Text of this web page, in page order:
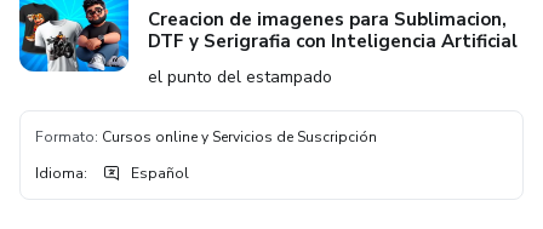
Creacion de imagenes para Sublimacion,
DTF y Serigrafia con Inteligencia Artificial
el punto del estampado
Formato: Cursos online y Servicios de Suscripción
Idioma: Español